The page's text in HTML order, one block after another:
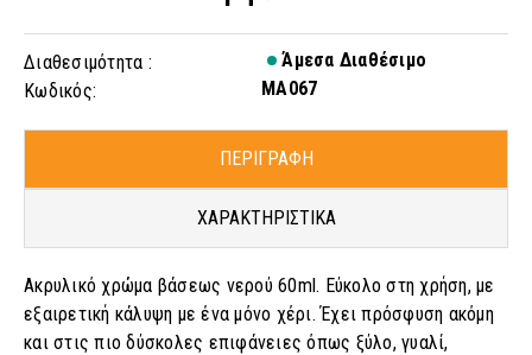
Διαθεσιμότητα :
Άμεσα Διαθέσιμο
Κωδικός:
MA067
ΠΕΡΙΓΡΑΦΗ
ΧΑΡΑΚΤΗΡΙΣΤΙΚΑ
Ακρυλικό χρώμα βάσεως νερού 60ml. Εύκολο στη χρήση, με
εξαιρετική κάλυψη με ένα μόνο χέρι. Έχει πρόσφυση ακόμη
και στις πιο δύσκολες επιφάνειες όπως ξύλο, γυαλί,